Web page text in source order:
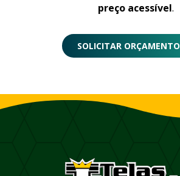
preço acessível.
SOLICITAR ORÇAMENTO